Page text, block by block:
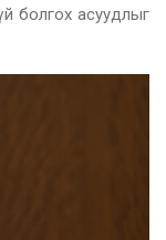
болгох асуудлыг